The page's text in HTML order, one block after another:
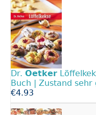
Dr. Oetker
Buch | Zustand sehr
€4.93